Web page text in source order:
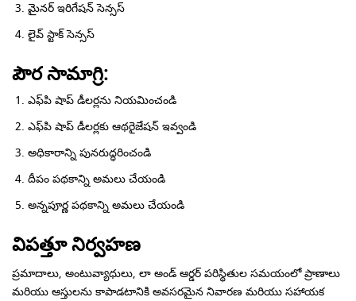
మైనర్ ఇరిగేషన్ సెన్సస్
లైవ్ స్టాక్ సెన్సస్
పౌర సామాగ్రి:
ఎఫ్‌పి షాప్ డీలర్లను నియమించండి
ఎఫ్‌పి షాప్ డీలర్లకు ఆథరైజేషన్ ఇవ్వండి
అధికారాన్ని పునరుద్ధరించండి
దీపం పథకాన్ని అమలు చేయండి
అన్నపూర్ణ పథకాన్ని అమలు చేయండి
విపత్తూ నిర్వహణ
ప్రమాదాలు, అంటువ్యాధులు, లా అండ్ ఆర్డర్ పరిస్థితుల సమయంలో ప్రాణాలు
మరియు ఆస్తులను కాపాడటానికి అవసరమైన నివారణ మరియు సహాయక